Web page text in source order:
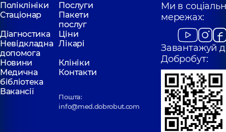
Островерха
Інна Ігорівна
Стоматолог-
терапевт,7 років
досвіду
Дьомочкіна
Наталія
Володимирівна
Стоматолог
дитячий,12 років
досвіду
Котюк Дмитро
Стоматолог-
терапевт, 2 років
досвіду
Буряк
Владислав
Сергійович
Стоматолог-
терапевт,
Поліклініки
Послуги
Стаціонар
Пакети
послуг
Діагностика
Ціни
Невідкладна
допомога
Лікарі
Новини
Клініки
Медична
бібліотека
Контакти
Вакансії
Пошта:
info@med.dobrobut.com
Ми в
мережах:
Завантажуй
Добробут: